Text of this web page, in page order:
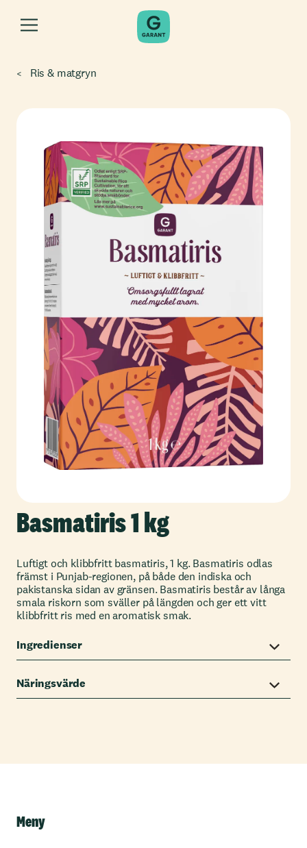
Ris & matgryn
Basmatiris 1 kg
Luftigt och klibbfritt basmatiris, 1 kg. Basmatiris odlas
främst i Punjab-regionen, på både den indiska och
pakistanska sidan av gränsen. Basmatiris består av långa
smala riskorn som sväller på längden och ger ett vitt
klibbfritt ris med en aromatisk smak.
Ingredienser
Näringsvärde
Meny